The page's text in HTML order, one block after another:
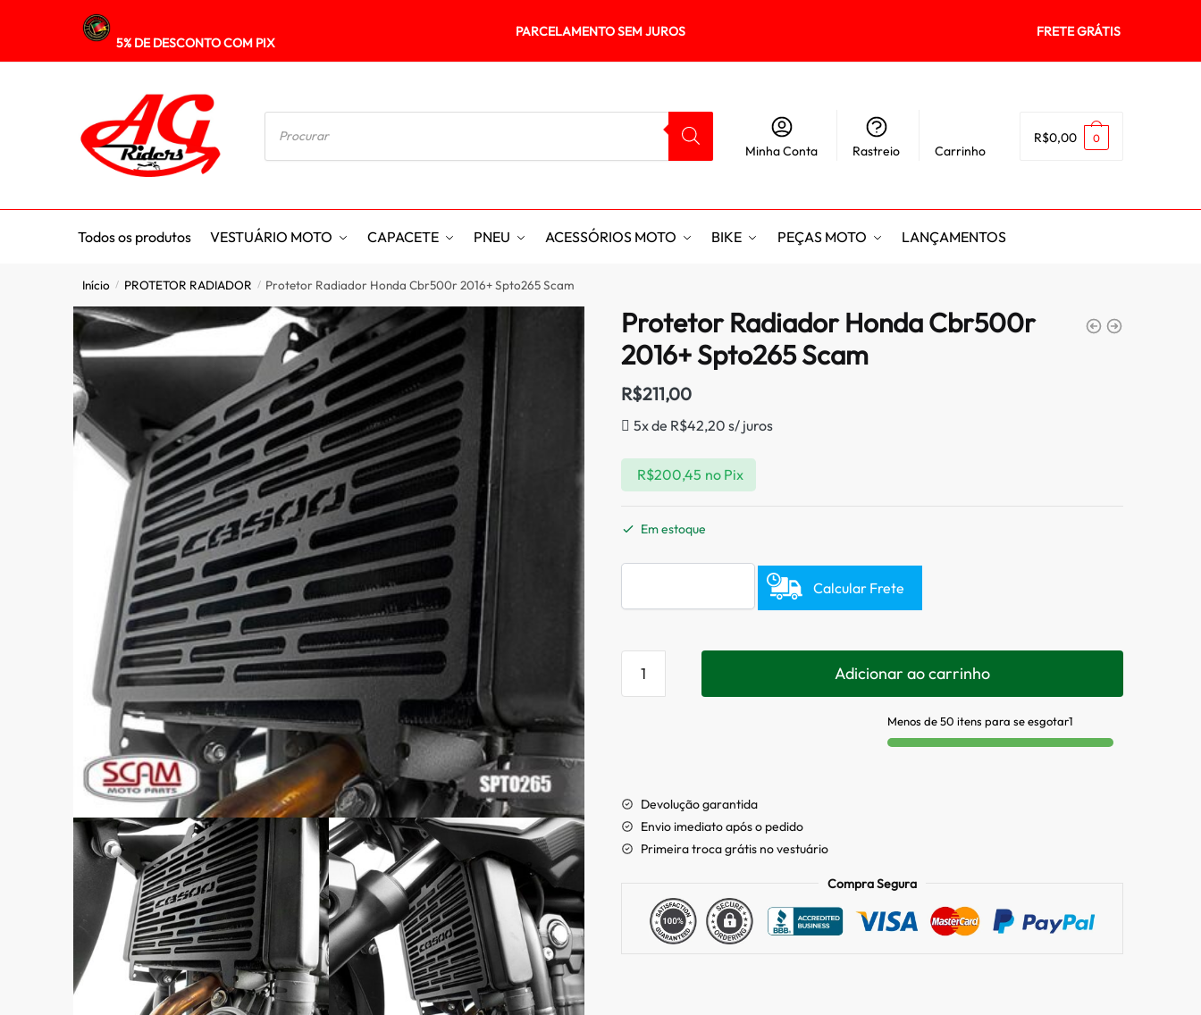
5% DE DESCONTO COM PIX
PARCELAMENTO SEM JUROS FRETE GRÁTIS
Minha Conta Rastreio Carrinho
R$0,00 0
Todos os produtos VESTUÁRIO MOTO CAPACETE PNEU ACESSÓRIOS MOTO BIKE PEÇAS MOTO LANÇAMENTOS
Início / PROTETOR RADIADOR / Protetor Radiador Honda Cbr500r 2016+ Spto265 Scam
Protetor Radiador Honda Cbr500r
2016+ Spto265 Scam
R$211,00
5x de R$42,20 s/ juros
R$200,45 no Pix
Em estoque
Calcular Frete
Adicionar ao carrinho
Menos de 50 itens para se esgotar1
Devolução garantida
Envio imediato após o pedido
Primeira troca grátis no vestuário
Compra Segura